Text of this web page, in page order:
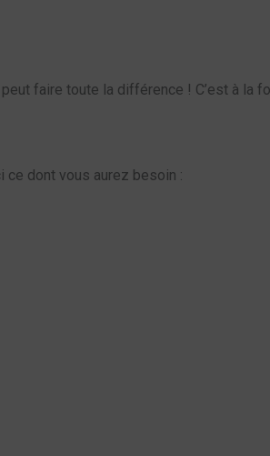
peut faire toute la différence ! C’est à la
ce dont vous aurez besoin :